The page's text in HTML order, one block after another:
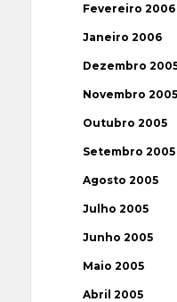
Fevereiro 2006
Janeiro 2006
Dezembro
Novembro 2005
Outubro 2005
Setembro 2005
Agosto 2005
Julho 2005
Junho 2005
Maio 2005
Abril 2005